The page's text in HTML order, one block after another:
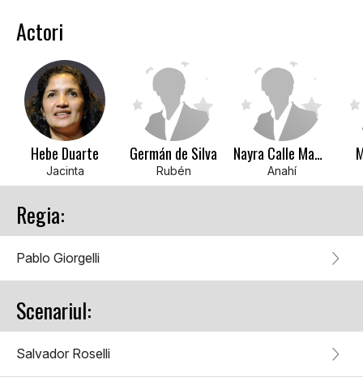
Actori
Hebe Duarte
Jacinta
Germán de Silva
Rubén
Nayra Calle Mamani
Anahí
Regia:
Pablo Giorgelli
Scenariul:
Salvador Roselli